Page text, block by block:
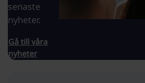
senaste
nyheter.
Gå till våra
nyheter